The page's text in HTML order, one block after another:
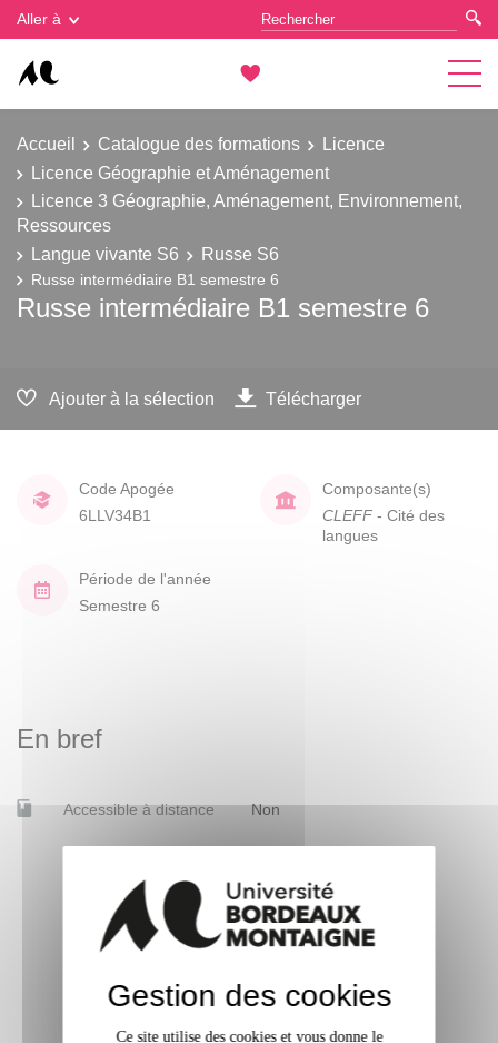
Aller à
Accueil Catalogue des formations
Licence
Licence Géographie et Aménagement
Licence 3 Géographie, Aménagement, Environnement,
Ressources
Langue vivante S6
Russe S6
Russe intermédiaire B1 semestre 6
Russe intermédiaire B1 semestre 6
Ajouter à la sélection Télécharger
Code Apogée
6LLV34B1
Composante(s)
CLEFF - Cité des
langues
Période de l'année
Semestre 6
En bref
Accessible à distance Non
Gestion des cookies
Gestion des cookies
Ce site utilise des cookies et vous donne le